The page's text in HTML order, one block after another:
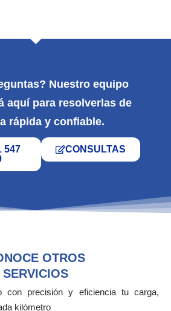
Nuestro equipo
aquí para resolverlas de
rápida y confiable.
547
CONSULTAS
OTROS
SERVICIOS
con precisión y eficiencia tu carga,
kilómetro